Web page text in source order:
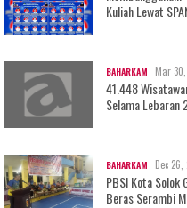
Kuliah Lewat
BAHARKAM Mar
41.448
Selama Lebaran
BAHARKAM Dec 26,
PBSI Kota Solok
Beras Serambi